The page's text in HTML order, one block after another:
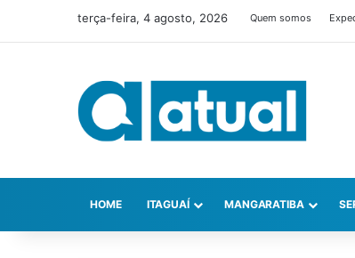
terça-feira, 4 agosto, 2026 Quem somos
HOME ITAGUAÍ MANGARATIBA